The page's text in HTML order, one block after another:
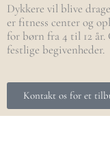
Dykkere vil blive
er fitness center og
for børn fra 4 til 12
festlige begivenheder.
Kontakt os for et